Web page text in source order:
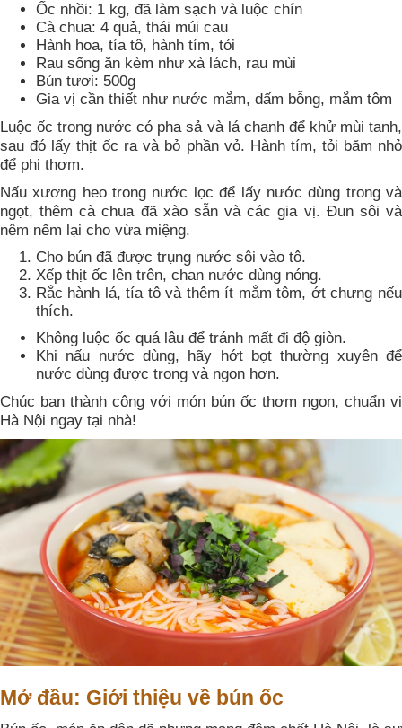
Ốc nhồi: 1 kg, đã làm sạch và luộc chín
Cà chua: 4 quả, thái múi cau
Hành hoa, tía tô, hành tím, tỏi
Rau sống ăn kèm như xà lách, rau mùi
Bún tươi: 500g
Gia vị cần thiết như nước mắm, dấm bỗng, mắm tôm
Luộc ốc trong nước có pha sả và lá chanh để khử mùi tanh,
sau đó lấy thịt ốc ra và bỏ phần vỏ. Hành tím, tỏi băm nhỏ
để phi thơm.
Nấu xương heo trong nước lọc để lấy nước dùng trong và
ngọt, thêm cà chua đã xào sẵn và các gia vị. Đun sôi và
nêm nếm lại cho vừa miệng.
Cho bún đã được trụng nước sôi vào tô.
Xếp thịt ốc lên trên, chan nước dùng nóng.
Rắc hành lá, tía tô và thêm ít mắm tôm, ớt chưng nếu
thích.
Không luộc ốc quá lâu để tránh mất đi độ giòn.
Khi nấu nước dùng, hãy hớt bọt thường xuyên để
nước dùng được trong và ngon hơn.
Chúc bạn thành công với món bún ốc thơm ngon, chuẩn vị
Hà Nội ngay tại nhà!
Mở đầu: Giới thiệu về bún ốc